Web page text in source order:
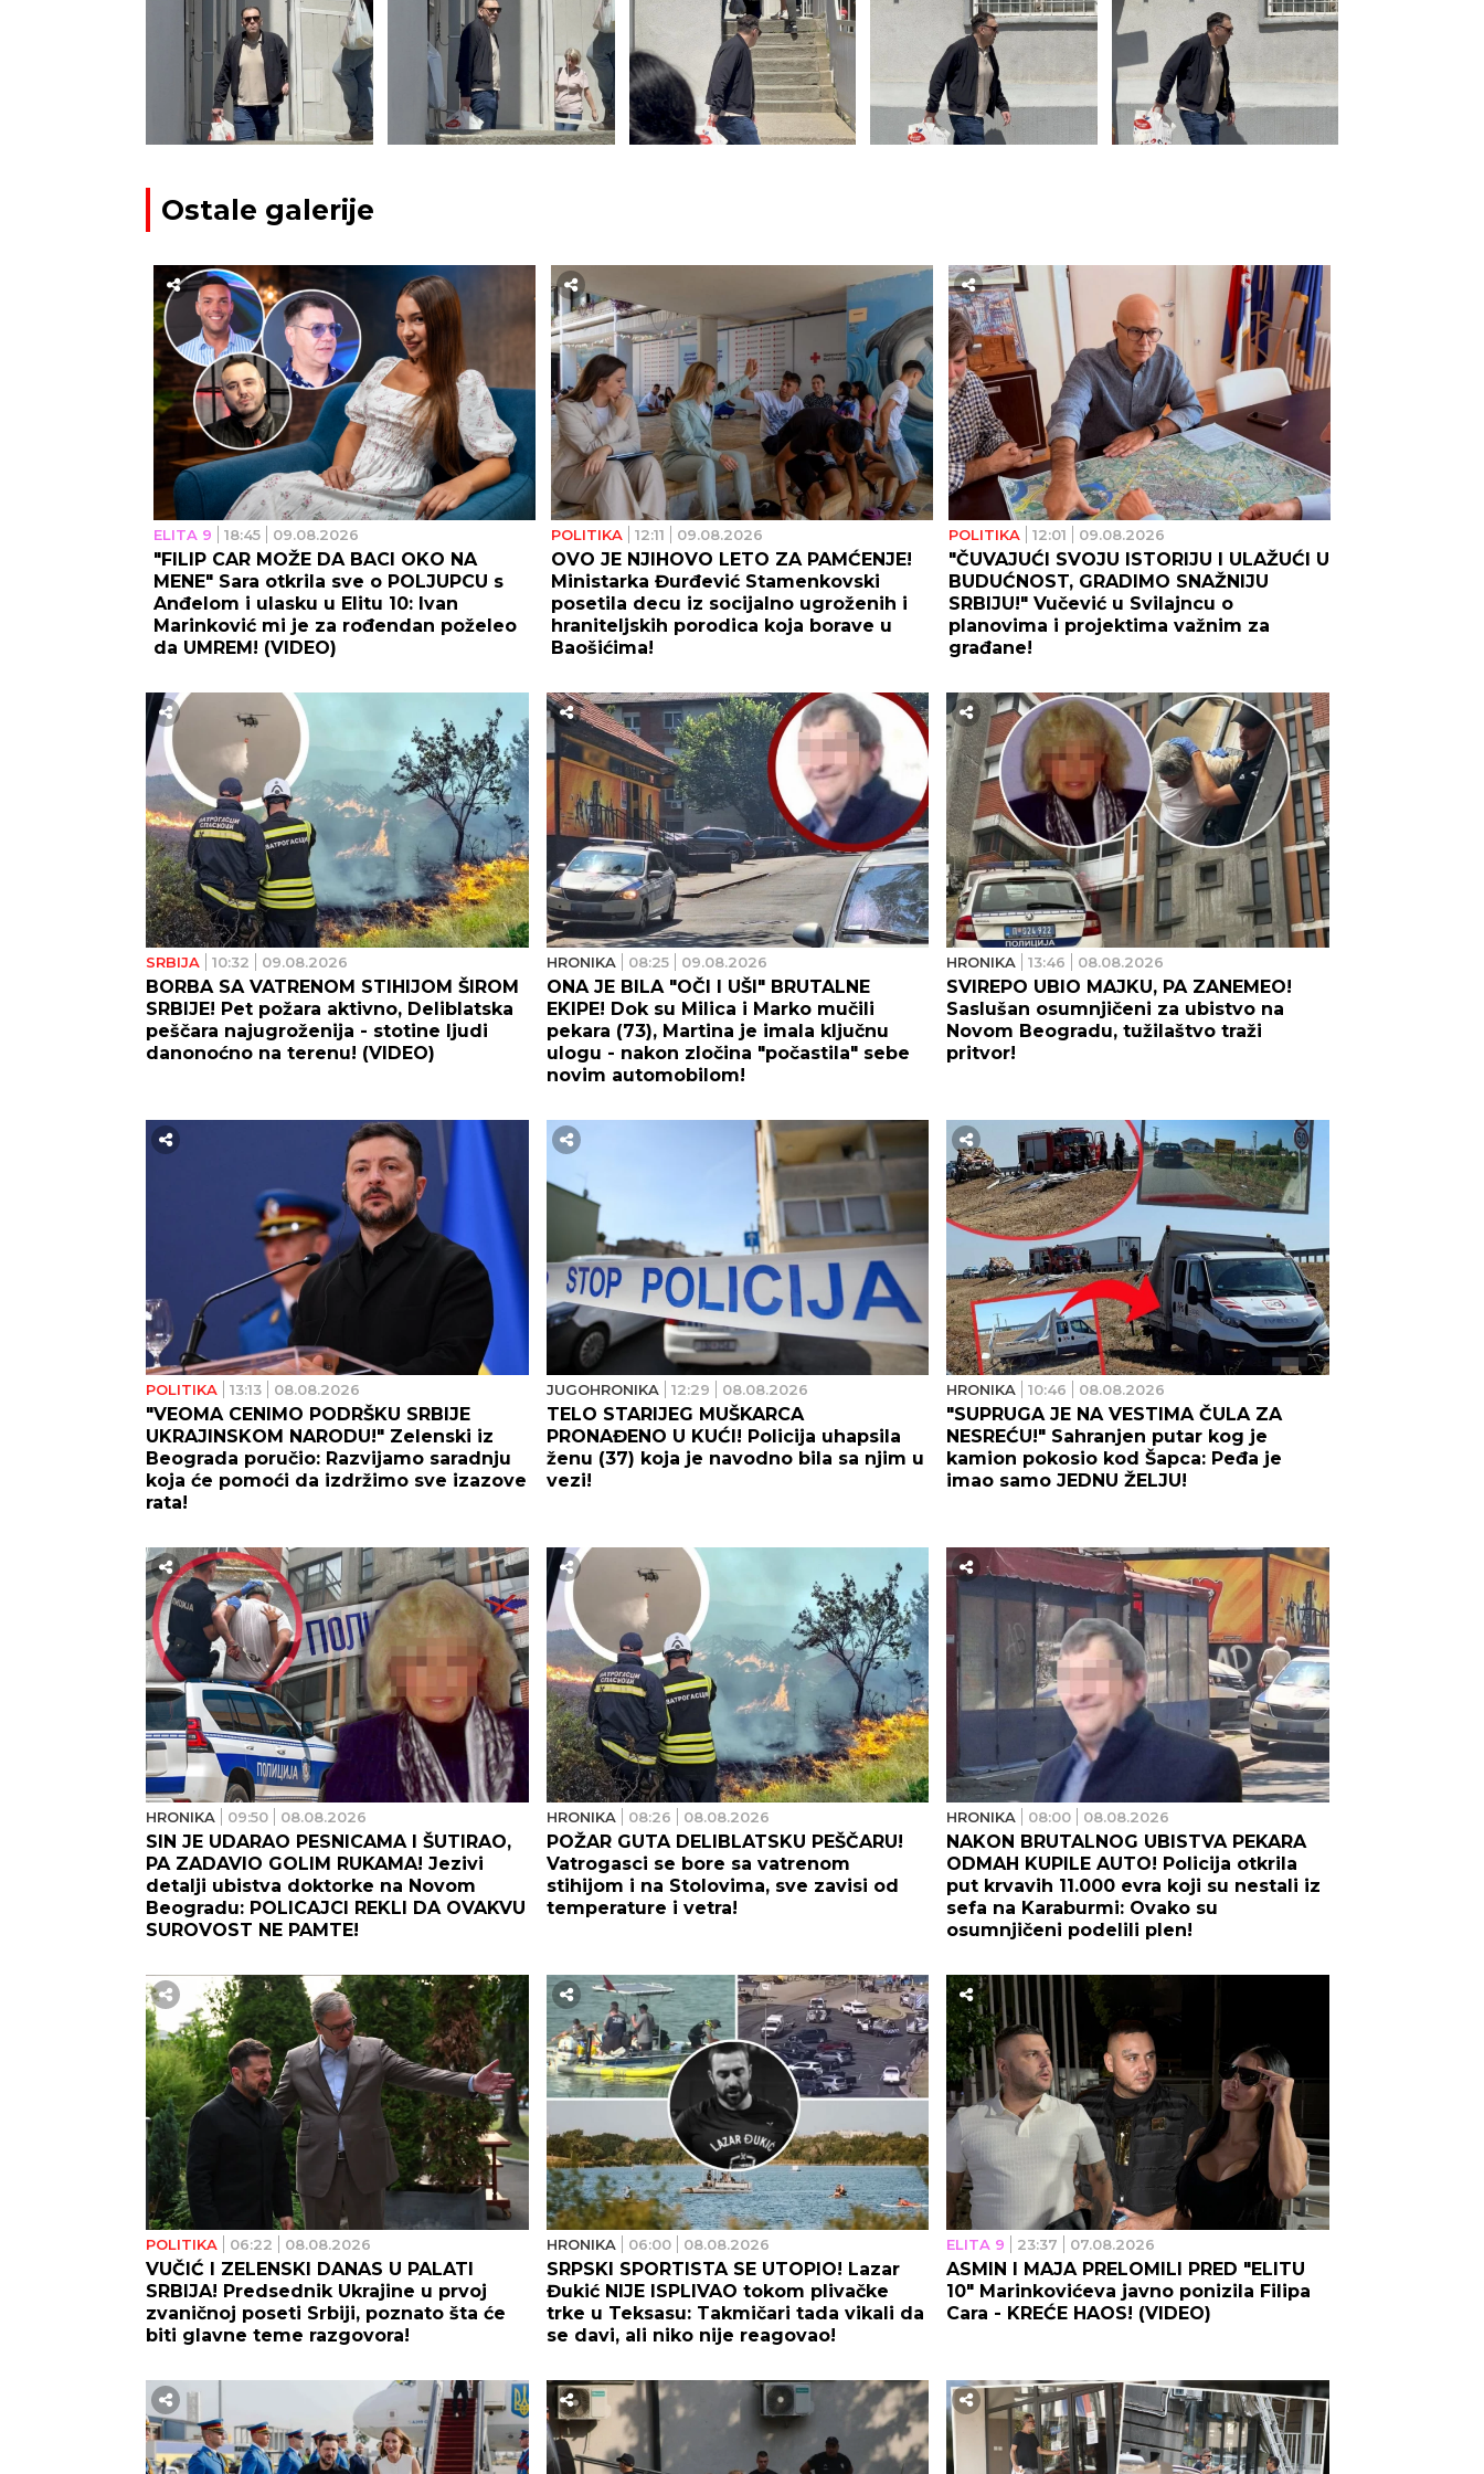
Ostale galerije
ELITA 9 18:45 09.08.2026
"FILIP CAR MOŽE DA BACI OKO NA
MENE" Sara otkrila sve o POLJUPCU s
Anđelom i ulasku u Elitu 10: Ivan
Marinković mi je za rođendan poželeo
da UMREM! (VIDEO)
POLITIKA 12:11 09.08.2026
OVO JE NJIHOVO LETO ZA PAMĆENJE!
Ministarka Đurđević Stamenkovski
posetila decu iz socijalno ugroženih i
hraniteljskih porodica koja borave u
Baošićima!
POLITIKA 12:01 09.08.2026
"ČUVAJUĆI SVOJU ISTORIJU I ULAŽUĆI U
BUDUĆNOST, GRADIMO SNAŽNIJU
SRBIJU!" Vučević u Svilajncu o
planovima i projektima važnim za
građane!
SRBIJA 10:32 09.08.2026
BORBA SA VATRENOM STIHIJOM ŠIROM
SRBIJE! Pet požara aktivno, Deliblatska
peščara najugroženija - stotine ljudi
danonoćno na terenu! (VIDEO)
HRONIKA 08:25 09.08.2026
ONA JE BILA "OČI I UŠI" BRUTALNE
EKIPE! Dok su Milica i Marko mučili
pekara (73), Martina je imala ključnu
ulogu - nakon zločina "počastila" sebe
novim automobilom!
HRONIKA 13:46 08.08.2026
SVIREPO UBIO MAJKU, PA ZANEMEO!
Saslušan osumnjičeni za ubistvo na
Novom Beogradu, tužilaštvo traži
pritvor!
POLITIKA 13:13 08.08.2026
"VEOMA CENIMO PODRŠKU SRBIJE
UKRAJINSKOM NARODU!" Zelenski iz
Beograda poručio: Razvijamo saradnju
koja će pomoći da izdržimo sve izazove
rata!
JUGOHRONIKA 12:29 08.08.2026
TELO STARIJEG MUŠKARCA
PRONAĐENO U KUĆI! Policija uhapsila
ženu (37) koja je navodno bila sa njim u
vezi!
HRONIKA 10:46 08.08.2026
"SUPRUGA JE NA VESTIMA ČULA ZA
NESREĆU!" Sahranjen putar kog je
kamion pokosio kod Šapca: Peđa je
imao samo JEDNU ŽELJU!
HRONIKA 09:50 08.08.2026
SIN JE UDARAO PESNICAMA I ŠUTIRAO,
PA ZADAVIO GOLIM RUKAMA! Jezivi
detalji ubistva doktorke na Novom
Beogradu: POLICAJCI REKLI DA OVAKVU
SUROVOST NE PAMTE!
HRONIKA 08:26 08.08.2026
POŽAR GUTA DELIBLATSKU PEŠČARU!
Vatrogasci se bore sa vatrenom
stihijom i na Stolovima, sve zavisi od
temperature i vetra!
HRONIKA 08:00 08.08.2026
NAKON BRUTALNOG UBISTVA PEKARA
ODMAH KUPILE AUTO! Policija otkrila
put krvavih 11.000 evra koji su nestali iz
sefa na Karaburmi: Ovako su
osumnjičeni podelili plen!
POLITIKA 06:22 08.08.2026
VUČIĆ I ZELENSKI DANAS U PALATI
SRBIJA! Predsednik Ukrajine u prvoj
zvaničnoj poseti Srbiji, poznato šta će
biti glavne teme razgovora!
HRONIKA 06:00 08.08.2026
SRPSKI SPORTISTA SE UTOPIO! Lazar
Đukić NIJE ISPLIVAO tokom plivačke
trke u Teksasu: Takmičari tada vikali da
se davi, ali niko nije reagovao!
ELITA 9 23:37 07.08.2026
ASMIN I MAJA PRELOMILI PRED "ELITU
10" Marinkovićeva javno ponizila Filipa
Cara - KREĆE HAOS! (VIDEO)